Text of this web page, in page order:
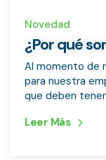
Novedad
¿Por qué
Al momento de
para nuestra
que deben
Leer Más